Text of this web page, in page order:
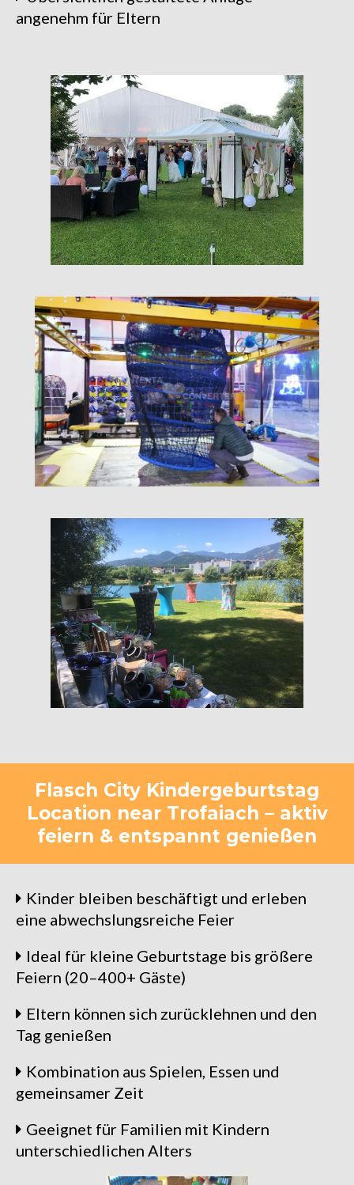
angenehm für Eltern
Flasch City Kindergeburtstag
Location near Trofaiach – aktiv
feiern & entspannt genießen
Kinder bleiben beschäftigt und erleben
eine abwechslungsreiche Feier
Ideal für kleine Geburtstage bis größere
Feiern (20–400+ Gäste)
Eltern können sich zurücklehnen und den
Tag genießen
Kombination aus Spielen, Essen und
gemeinsamer Zeit
Geeignet für Familien mit Kindern
unterschiedlichen Alters